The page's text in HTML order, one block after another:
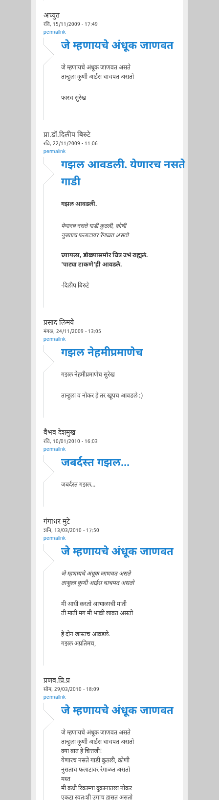
अच्युत
रवि, 15/11/2009 - 17:49
permalink
जे म्हणायचे अंधूक जाणवत
जे म्हणायचे अंधूक जाणवत असते
तान्हुला कुणी आईस चाचपत असतो
फारच सुरेख
प्रा.डॉ.दिलीप बिरुटे
रवि, 22/11/2009 - 11:06
permalink
गझल आवडली. येणारच नसते
गाडी
गझल आवडली.
येणारच नसते गाडी कुठली, कोणी
नुसताच फलाटावर रेंगाळत असतो
च्यायला, डोळ्यासमोर चित्र उभं राह्यलं.
'पाट्या टाकणे'ही आवडले.
-दिलीप बिरुटे
प्रसाद लिमये
मंगळ, 24/11/2009 - 13:05
permalink
गझल नेहमीप्रमाणेच
गझल नेहमीप्रमाणेच सुरेख
तान्हुला व नोकर हे तर खूपच आवडले :)
वैभव देशमुख
रवि, 10/01/2010 - 16:03
permalink
जबर्दस्त गझल...
जबर्दस्त गझल...
गंगाधर मुटे
शनि, 13/03/2010 - 17:50
permalink
जे म्हणायचे अंधूक जाणवत
जे म्हणायचे अंधूक जाणवत असते
तान्हुला कुणी आईस चाचपत असतो
मी आधी करतो आभाळाची माती
ती माती मग मी भाळी लावत असतो
हे दोन जास्तच आवडले.
गझल अप्रतिमच,
प्रणव.प्रि.प्र
सोम, 29/03/2010 - 18:09
permalink
जे म्हणायचे अंधूक जाणवत
जे म्हणायचे अंधूक जाणवत असते
तान्हुला कुणी आईस चाचपत असतो
क्या बात हे चित्तजी!
येणारच नसते गाडी कुठली, कोणी
नुसताच फलाटावर रेंगाळत असतो
मस्त
मी कधी रिकाम्या दुकानातला नोकर
एकटा स्वतःशी उगाच हासत असतो